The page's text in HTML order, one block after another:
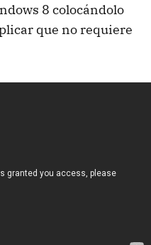
8 colocándolo
que no requiere